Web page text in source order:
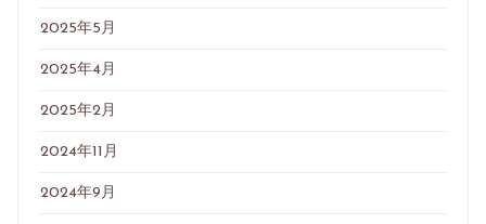
2025年5月
2025年4月
2025年2月
2024年11月
2024年9月